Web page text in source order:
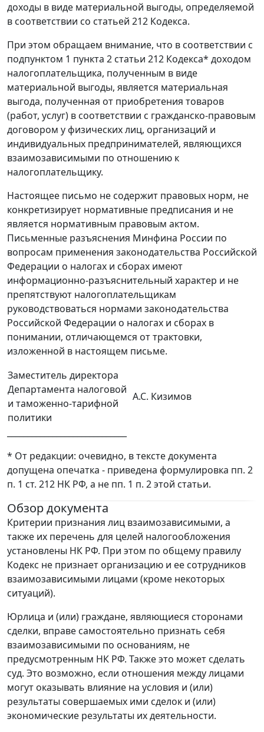
доходы в виде материальной выгоды, определяемой
в соответствии со статьей 212 Кодекса.
При этом обращаем внимание, что в соответствии с
подпунктом 1 пункта 2 статьи 212 Кодекса* доходом
налогоплательщика, полученным в виде
материальной выгоды, является материальная
выгода, полученная от приобретения товаров
(работ, услуг) в соответствии с гражданско-правовым
договором у физических лиц, организаций и
индивидуальных предпринимателей, являющихся
взаимозависимыми по отношению к
налогоплательщику.
Настоящее письмо не содержит правовых норм, не
конкретизирует нормативные предписания и не
является нормативным правовым актом.
Письменные разъяснения Минфина России по
вопросам применения законодательства Российской
Федерации о налогах и сборах имеют
информационно-разъяснительный характер и не
препятствуют налогоплательщикам
руководствоваться нормами законодательства
Российской Федерации о налогах и сборах в
понимании, отличающемся от трактовки,
изложенной в настоящем письме.
Заместитель директора
Департамента налоговой
и таможенно-тарифной
политики
А.С. Кизимов
* От редакции: очевидно, в тексте документа
допущена опечатка - приведена формулировка пп. 2
п. 1 ст. 212 НК РФ, а не пп. 1 п. 2 этой статьи.
Обзор документа
Критерии признания лиц взаимозависимыми, а
также их перечень для целей налогообложения
установлены НК РФ. При этом по общему правилу
Кодекс не признает организацию и ее сотрудников
взаимозависимыми лицами (кроме некоторых
ситуаций).
Юрлица и (или) граждане, являющиеся сторонами
сделки, вправе самостоятельно признать себя
взаимозависимыми по основаниям, не
предусмотренным НК РФ. Также это может сделать
суд. Это возможно, если отношения между лицами
могут оказывать влияние на условия и (или)
результаты совершаемых ими сделок и (или)
экономические результаты их деятельности.